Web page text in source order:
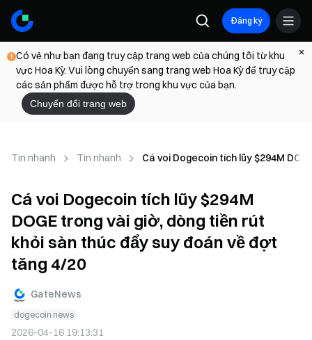
Đăng ký
Có vẻ như bạn đang truy cập trang web của chúng tôi từ khu
vực Hoa Kỳ. Vui lòng chuyển sang trang web Hoa Kỳ để truy cập
các sản phẩm được hỗ trợ trong khu vực của bạn.
Chuyển đổi trang web
Tin nhanh Tin nhanh Cá voi Dogecoin tích lũy $294M
Cá voi Dogecoin tích lũy $294M
DOGE trong vài giờ, dòng tiền rút
khỏi sàn thúc đẩy suy đoán về đợt
tăng 4/20
GateNews
dogecoin news
2026-04-16 19:13:31